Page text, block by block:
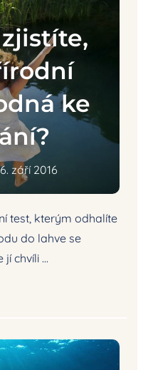
ke
září 2016
test, kterým odhalíte
do lahve se
chvíli ...